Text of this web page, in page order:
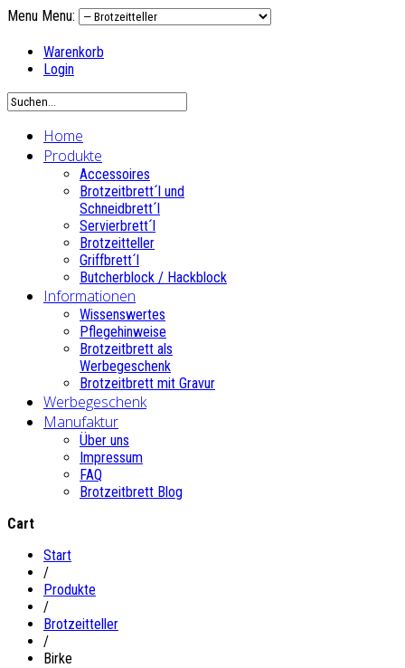
Menu Menu:
Warenkorb
Login
Home
Produkte
Accessoires
Brotzeitbrett´l und
Schneidbrett´l
Servierbrett´l
Brotzeitteller
Griffbrett´l
Butcherblock / Hackblock
Informationen
Wissenswertes
Pflegehinweise
Brotzeitbrett als
Werbegeschenk
Brotzeitbrett mit Gravur
Werbegeschenk
Manufaktur
Über uns
Impressum
FAQ
Brotzeitbrett Blog
Cart
Start
/
Produkte
/
Brotzeitteller
/
Birke